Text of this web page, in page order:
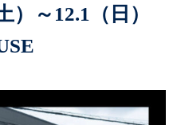
）～12.1（日）